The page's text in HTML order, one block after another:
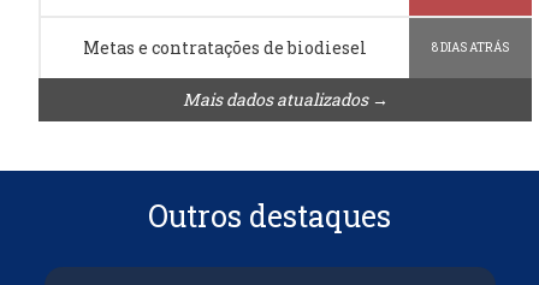
Metas e contratações de biodiesel 8 DIAS ATRÁS
Mais dados atualizados →
Outros destaques